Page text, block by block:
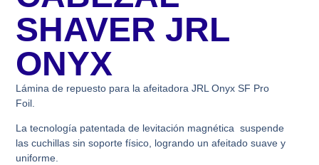
SHAVER JRL
ONYX
Lámina de repuesto para la afeitadora JRL Onyx SF Pro
Foil.
La tecnología patentada de levitación magnética suspende
las cuchillas sin soporte físico, logrando un afeitado suave y
uniforme.